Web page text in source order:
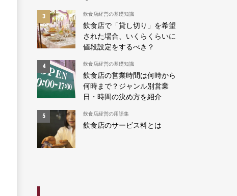
飲食店経営の基礎知識
飲食店で「貸し切り」を希望
された場合、いくらくらいに
値段設定をするべき？
飲食店経営の基礎知識
飲食店の営業時間は何時から
何時まで？ジャンル別営業
日・時間の決め方を紹介
飲食店経営の用語集
飲食店のサービス料とは